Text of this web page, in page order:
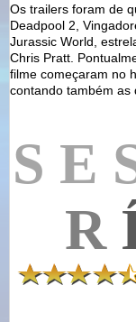
Os trailers foram de
Deadpool 2,
Jurassic World,
Chris Pratt.
filme começaram no
contando também as
S E
R